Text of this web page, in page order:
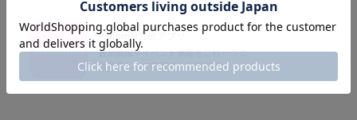
AlinomaI公式アプリ
最新情報やイベント情報をこれ一つで
会員書として店頭でも利用可能